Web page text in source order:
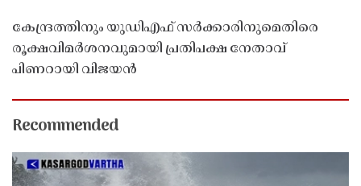
കേന്ദ്രത്തിനും യുഡിഎഫ് സർക്കാരിനുമെതിരെ
രൂക്ഷവിമർശനവുമായി പ്രതിപക്ഷ നേതാവ്
പിണറായി വിജയൻ
Recommended